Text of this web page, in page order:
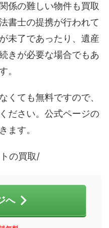
係の難しい物件も買取
書士の提携が行われて
未了であったり、遺産
きが必要な場合でもあ
。
くても無料ですので、
ださい。公式ページの
ます。
の買取/
へ